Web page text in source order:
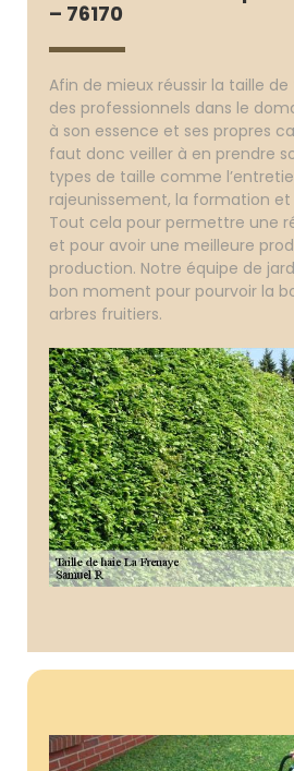
– 76170
Afin de mieux réussir la taille
des professionnels dans le
à son essence et ses propres
faut donc veiller à en prendre
types de taille comme
rajeunissement, la formation
Tout cela pour permettre une
et pour avoir une meilleure
production. Notre équipe de
bon moment pour pourvoir la
arbres fruitiers.